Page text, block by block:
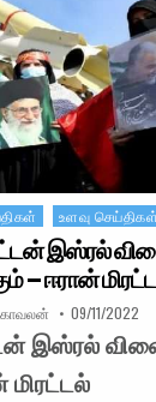
உளவு செய்திகள்
இஸ்ரல்
– ஈரான்
காவலன் PUBLISHED
09/11/2022
இஸ்ரல்
மிரட்டல்